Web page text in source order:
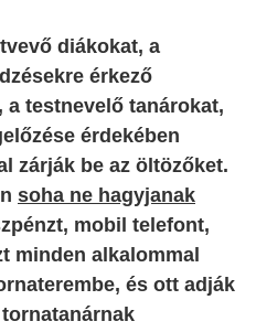
diákokat, a
érkező
testnevelő tanárokat,
érdekében
zárják be az öltözőket.
soha ne hagyjanak
mobil telefont,
minden alkalommal
és ott adják